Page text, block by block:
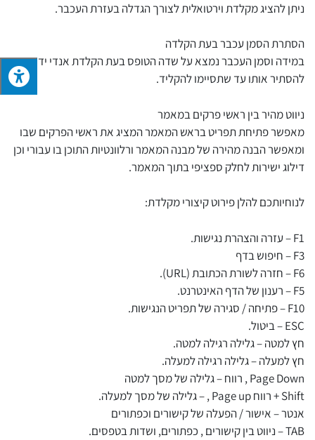
ניתן להציג מקלדת וירטואלית לצורך הגדלה בעזרת העכבר.
הסתרת הסמן עכבר בעת הקלדה
במידה וסמן העכבר נמצא על שדה הטופס בעת הקלדת אנדי ידאג
להסתיר אותו עד שתסיימו להקליד.
ניווט מהיר בין ראשי פרקים במאמר
מאפשר פתיחת תפריט בראש המאמר המציג את ראשי הפרקים שבו
ומאפשר הבנה מהירה של מבנה המאמר ורלוונטיות התוכן בו עבורי וכן
דילוג ישירות לחלק ספציפי בתוך המאמר.
לנוחיותכם להלן פירוט קיצורי מקלדת:
F1 – עזרה והצהרת נגישות.
F3 – חיפוש בדף
F6 – חזרה לשורת הכתובת (URL).
F5 – רענון של הדף האינטרנט.
F10 – פתיחה / סגירה של תפריט הנגישות.
ESC – ביטול.
חץ למטה – גלילה רגילה למטה.
חץ למעלה – גלילה רגילה למעלה.
Page Down , רווח – גלילה של מסך למטה
Shift + רווח Page up , – גלילה של מסך למעלה.
אנטר – אישור / הפעלה של קישורים וכפתורים
TAB – ניווט בין קישורים , כפתורים, ושדות בטפסים.